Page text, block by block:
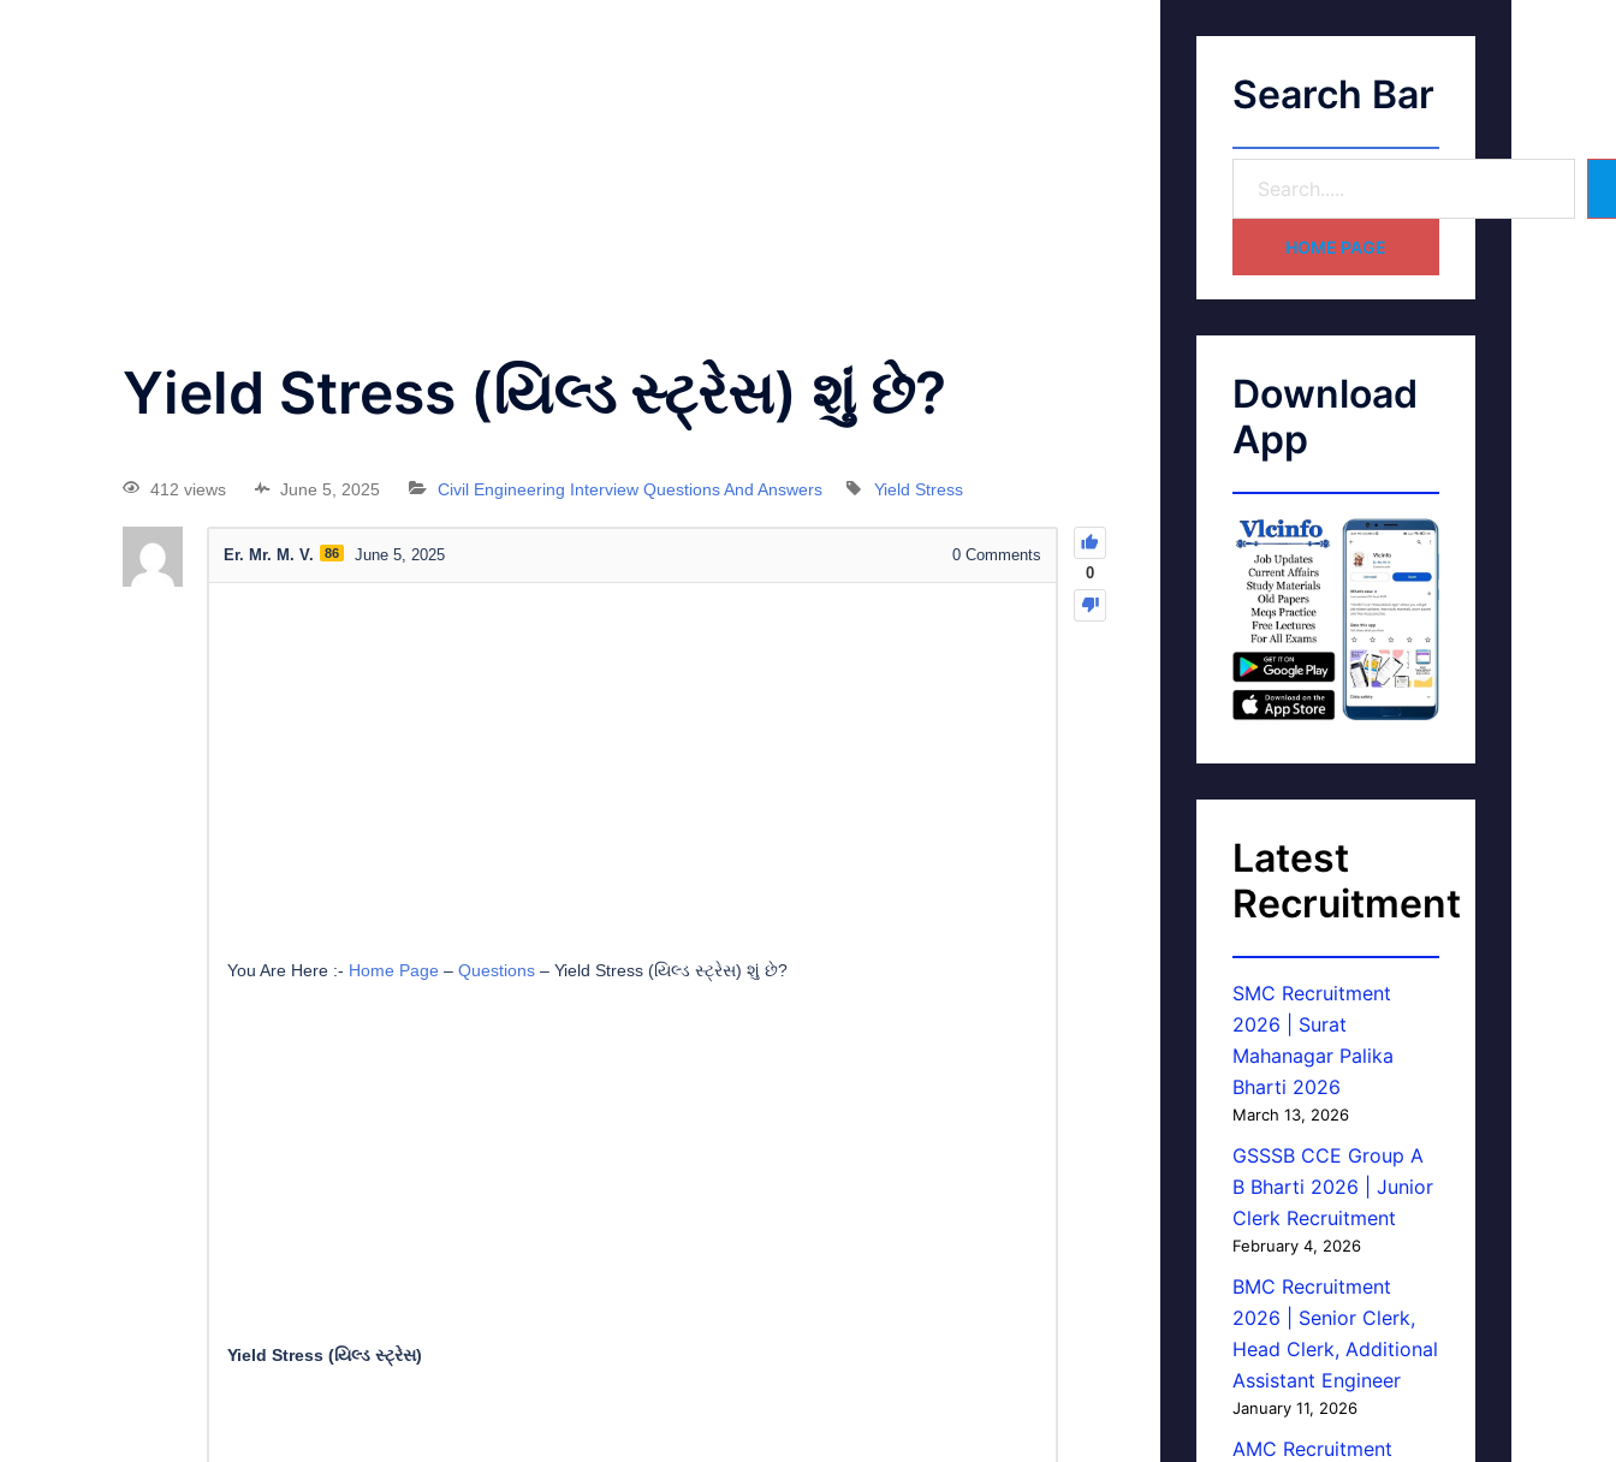
Yield Stress (યિલ્ડ સ્ટ્રેસ) શું છે?
412 views June 5, 2025 Civil Engineering Interview Questions And Answers Yield Stress
0
Er. Mr. M. V. 86 June 5, 2025 0Comments
You Are Here :- Home Page – Questions – Yield Stress (યિલ્ડ સ્ટ્રેસ) શું છે?
Yield Stress (યિલ્ડ સ્ટ્રેસ)
Search Bar
HOME PAGE
Download
App
Latest
Recruitment
SMC Recruitment
2026 | Surat
Mahanagar Palika
Bharti 2026
March 13, 2026
GSSSB CCE Group A
B Bharti 2026 | Junior
Clerk Recruitment
February 4, 2026
BMC Recruitment
2026 | Senior Clerk,
Head Clerk, Additional
Assistant Engineer
January 11, 2026
AMC Recruitment